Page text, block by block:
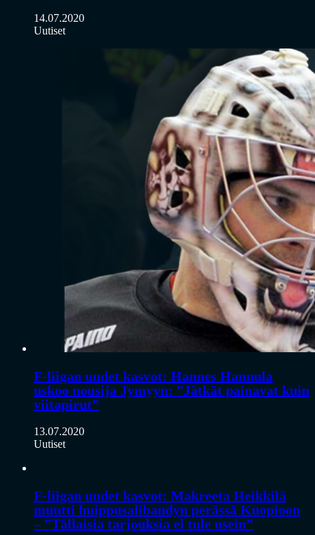
14.07.2020
Uutiset
F-liigan uudet kasvot: Hannes Hannula
uskoo nousija Jymyyn: ”Jätkät painavat kuin
viitapirut”
13.07.2020
Uutiset
F-liigan uudet kasvot: Makreeta Heikkilä
muutti huippusalibandyn perässä Kuopioon
– ”Tällaisia tarjouksia ei tule usein”